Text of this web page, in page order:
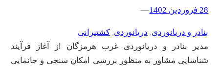
28 فروردین 1402 –
–
بنادر و دریانوردی, دریانوردی, کشتیرانی
مدیر بنادر و دریانوردی غرب هرمزگان از آغاز فرآیند
شناسایی مشاور به منظور بررسی امکان سنجی و جانمایی